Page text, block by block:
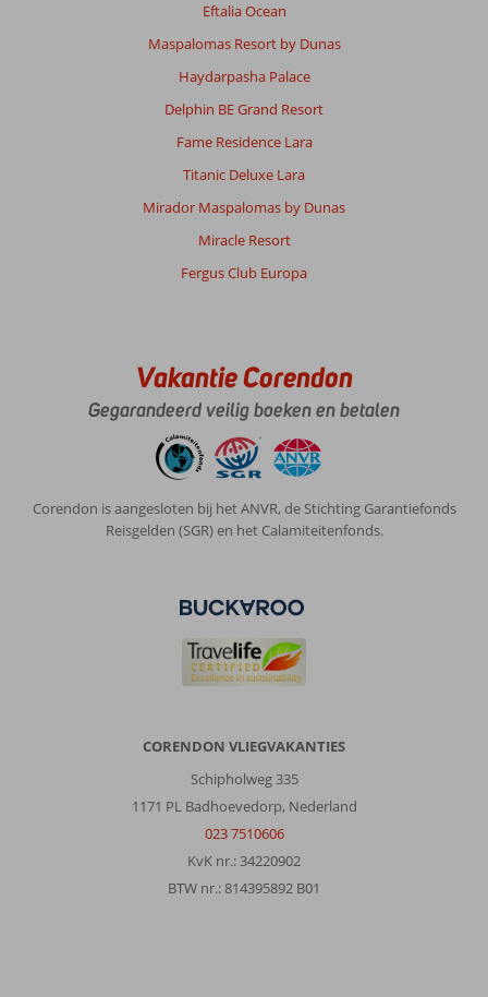
Eftalia Ocean
Maspalomas Resort by Dunas
Haydarpasha Palace
Delphin BE Grand Resort
Fame Residence Lara
Titanic Deluxe Lara
Mirador Maspalomas by Dunas
Miracle Resort
Fergus Club Europa
Vakantie Corendon
Gegarandeerd veilig boeken en betalen
Corendon is aangesloten bij het ANVR, de Stichting Garantiefonds
Reisgelden (SGR) en het Calamiteitenfonds.
CORENDON VLIEGVAKANTIES
Schipholweg 335
1171 PL Badhoevedorp, Nederland
023 7510606
KvK nr.: 34220902
BTW nr.: 814395892 B01